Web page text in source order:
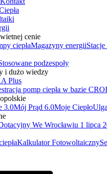
cenie
ciepłaMagazyny energii
podzespoły
i dużo wiedzy
Plus
pomp ciepła w bazie CRO
3.0Mój Prąd 6.0Moje Ciepło
We Wrocławiu 1 lipca
Kalkulator Fotowoltaiczny